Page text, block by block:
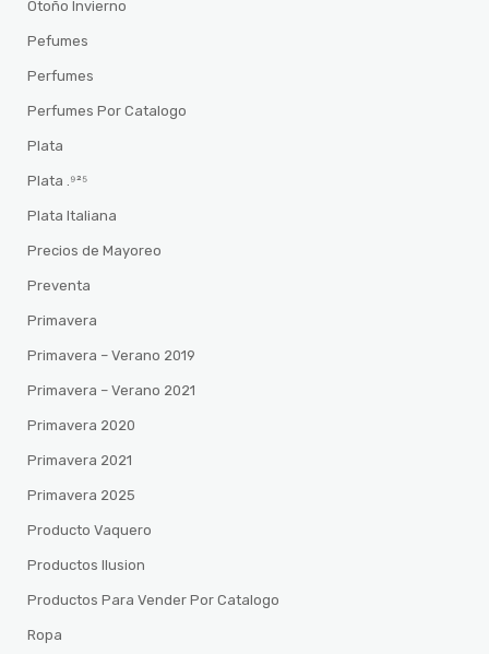
Otoño Invierno
Pefumes
Perfumes
Perfumes Por Catalogo
Plata
Plata .⁹²⁵
Plata Italiana
Precios de Mayoreo
Preventa
Primavera
Primavera – Verano 2019
Primavera – Verano 2021
Primavera 2020
Primavera 2021
Primavera 2025
Producto Vaquero
Productos Ilusion
Productos Para Vender Por Catalogo
Ropa